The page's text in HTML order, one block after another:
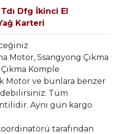
Dfg İkinci El
Karteri
Motor, Ssangyong Çıkma
Komple
Motor ve bunlara benzer
Tüm
Aynı gün kargo
tarafından